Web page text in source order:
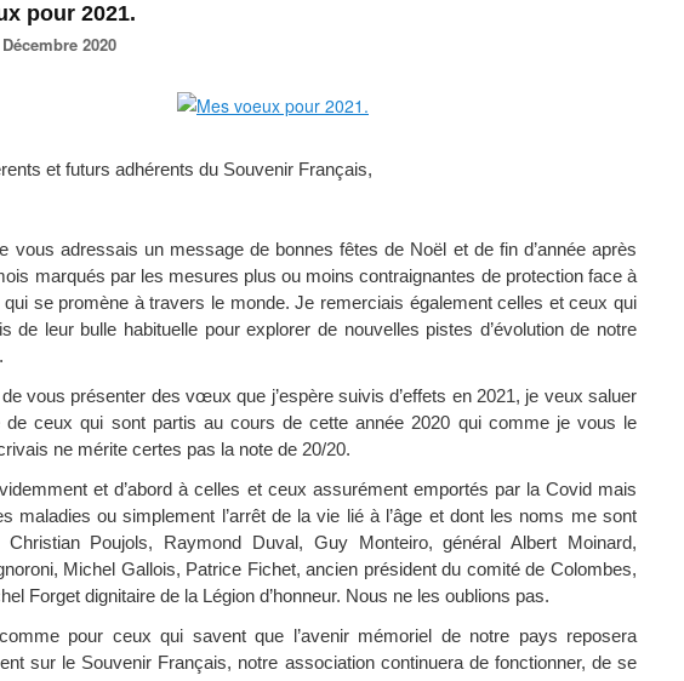
pour 2021.
Décembre 2020
et futurs adhérents du Souvenir Français,
vous adressais un message de bonnes fêtes de Noël et de fin d’année après
marqués par les mesures plus ou moins contraignantes de protection face à
qui se promène à travers le monde. Je remerciais également celles et ceux qui
de leur bulle habituelle pour explorer de nouvelles pistes d’évolution de notre
vous présenter des vœux que j’espère suivis d’effets en 2021, je veux saluer
de ceux qui sont partis au cours de cette année 2020 qui comme je vous le
ne mérite certes pas la note de 20/20.
et d’abord à celles et ceux assurément emportés par la Covid mais
maladies ou simplement l’arrêt de la vie lié à l’âge et dont les noms me sont
Christian Poujols, Raymond Duval, Guy Monteiro, général Albert Moinard,
Michel Gallois, Patrice Fichet, ancien président du comité de Colombes,
Forget dignitaire de la Légion d’honneur. Nous ne les oublions pas.
pour ceux qui savent que l’avenir mémoriel de notre pays reposera
sur le Souvenir Français, notre association continuera de fonctionner, de se